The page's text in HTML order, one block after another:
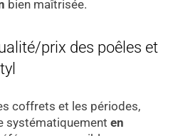
bien maîtrisée.
prix des poêles et
coffrets et les périodes,
systématiquement en